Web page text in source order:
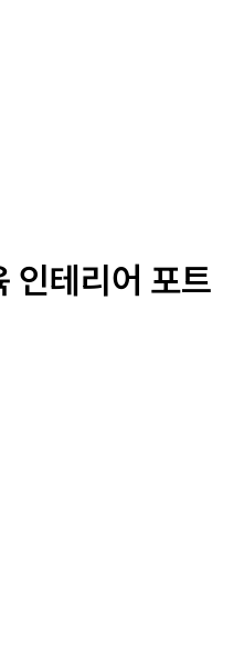
테리어 포트